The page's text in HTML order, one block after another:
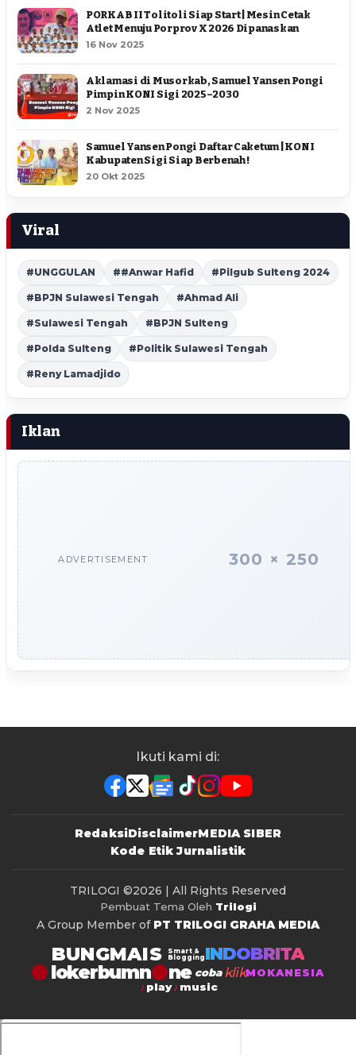
PORKAB II Tolitoli Siap Start | Mesin Cetak
Atlet Menuju Porprov X 2026 Dipanaskan
16 Nov 2025
Aklamasi di Musorkab, Samuel Yansen Pongi
Pimpin KONI Sigi 2025–2030
2 Nov 2025
Samuel Yansen Pongi Daftar Caketum | KONI
Kabupaten Sigi Siap Berbenah !
20 Okt 2025
Viral
#UNGGULAN ##Anwar Hafid #Pilgub Sulteng 2024
#BPJN Sulawesi Tengah #Ahmad Ali
#Sulawesi Tengah #BPJN Sulteng
#Polda Sulteng #Politik Sulawesi Tengah
#Reny Lamadjido
Iklan
ADVERTISEMENT 300 × 250
Ikuti kami di:
RedaksiDisclaimerMEDIA SIBER
Kode Etik Jurnalistik
TRILOGI ©2026 | All Rights Reserved
Pembuat Tema Oleh Trilogi
A Group Member of PT TRILOGI GRAHA MEDIA
BUNGMAIS
Smart &
Blogging INDOBRITA
lokerbumn coba klikMOKANESIA
play
music